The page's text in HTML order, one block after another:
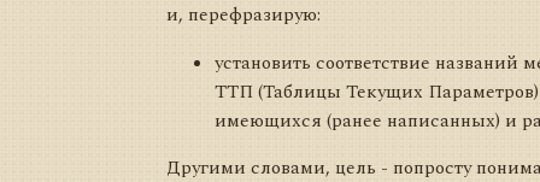
и, перефразирую:
установить соответствие
ТТП (Таблицы Текущих Параметров)
имеющихся (ранее написанных) и
Другими словами, цель - попросту